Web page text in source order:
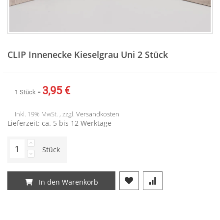
der
CLIP Innenecke Kieselgrau Uni 2 Stück
1 Stück = 3,95 €
Inkl. 19% MwSt. , zzgl. Versandkosten
Lieferzeit: ca. 5 bis 12 Werktage
Stück
In den Warenkorb